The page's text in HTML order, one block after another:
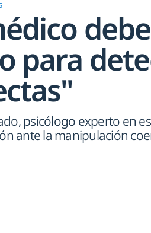
para
psicólogo experto en
ante la manipulación